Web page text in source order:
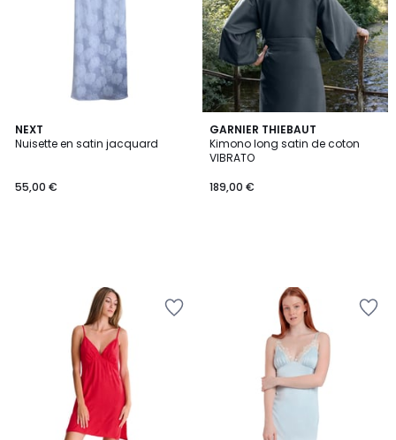
NEXT
Nuisette en satin jacquard
55,00 €
GARNIER THIEBAUT
Kimono long satin de coton
VIBRATO
189,00 €